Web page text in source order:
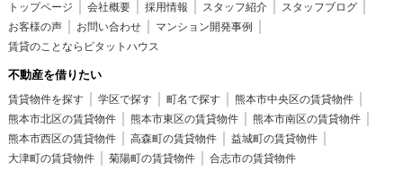
トップページ 会社概要 採用情報 スタッフ紹介
スタッフブログ
お客様の声
お問い合わせ
マンション開発事例
賃貸のことならピタットハウス
不動産を借りたい
賃貸物件を探す 学区で探す 町名で探す
熊本市中央区の賃貸物件
熊本市北区の賃貸物件
熊本市東区の賃貸物件
熊本市南区の賃貸物件
熊本市西区の賃貸物件
高森町の賃貸物件
益城町の賃貸物件
大津町の賃貸物件
菊陽町の賃貸物件 合志市の賃貸物件